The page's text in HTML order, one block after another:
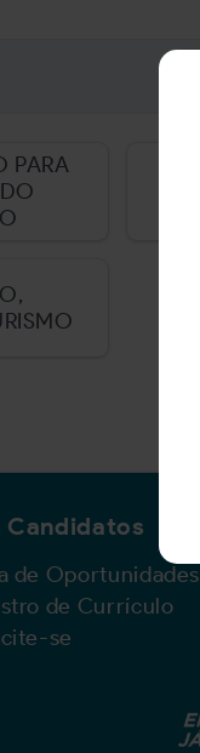
PARA
Candidatos
de Oportunidades
de Currículo
se